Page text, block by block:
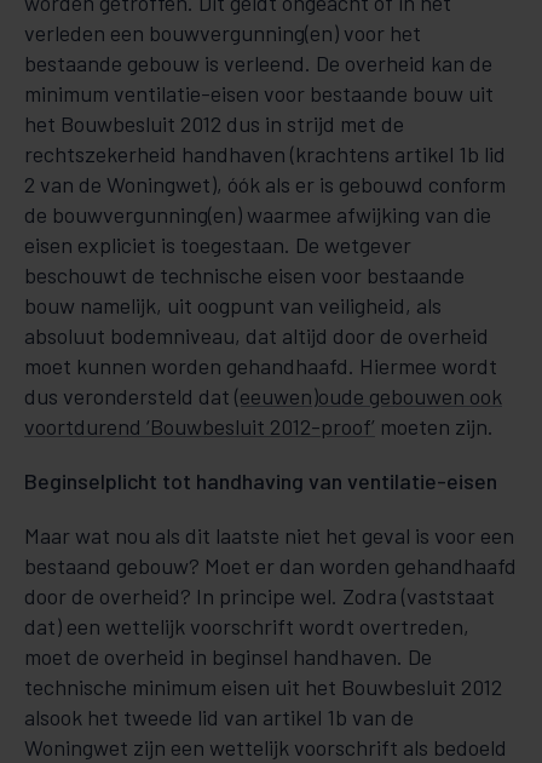
verleden een bouwvergunning(en) voor het
bestaande ge­­bouw is verleend. De overheid kan de
minimum ventilatie-eisen voor bestaande bouw uit
het Bouwbesluit 2012 dus in strijd met de
rechtszekerheid handhaven (krachtens artikel 1b lid
2 van de Wo­ning­­wet), óók als er is gebouwd conform
de bouwvergun­ning(en) waarmee afwijking van die
eisen expliciet is toegestaan. De wetgever
beschouwt de technische eisen voor bestaande
bouw namelijk, uit oogpunt van veiligheid, als
absoluut bodem­ni­veau, dat altijd door de overheid
moet kunnen worden gehandhaafd. Hiermee wordt
dus ver­on­der­steld dat (eeuwen)oude gebouwen ook
voortdurend ‘Bouwbesluit 2012-proof’ moeten zijn.
Beginselplicht tot handhaving van ventilatie-eisen
Maar wat nou als dit laatste niet het geval is voor een
bestaand gebouw? Moet er dan worden gehand­haafd
door de overheid? In principe wel. Zodra (vaststaat
dat) een wettelijk voor­schrift wordt overtreden,
moet de overheid in beginsel handhaven. De
technische minimum eisen uit het Bouwbesluit 2012
alsook het tweede lid van artikel 1b van de
Woningwet zijn een wettelijk voorschrift als be­doeld